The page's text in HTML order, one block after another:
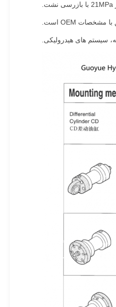
سیستم های هیدرولیکی.